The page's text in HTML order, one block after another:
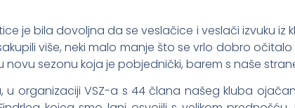
je bila dovoljna da se veslačice i veslači izvuku iz
više, neki malo manje što se vrlo dobro
sezonu koja je pobjednički, barem s naše
u organizaciji VSZ-a s 44 člana našeg kluba